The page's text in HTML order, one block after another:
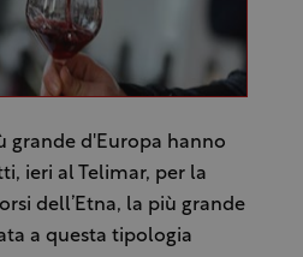
grande d'Europa hanno
ieri al Telimar, per la
dell’Etna, la più grande
a questa tipologia